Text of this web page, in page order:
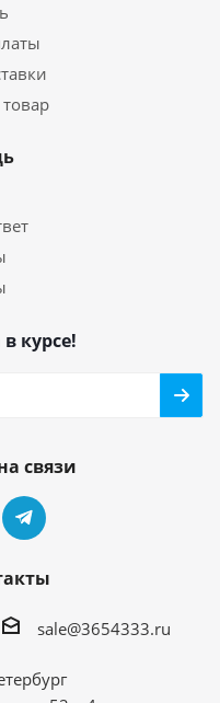
курсе!
связи
sale@3654333.ru